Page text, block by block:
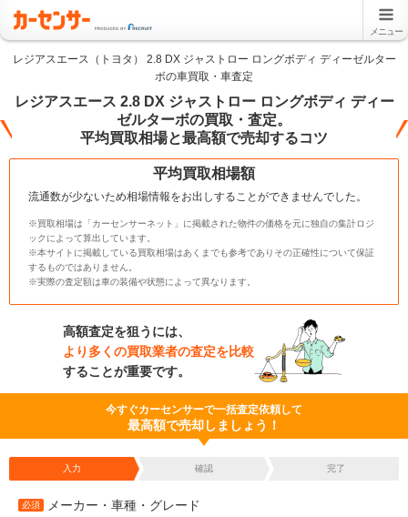
メニュー
レジアスエース（トヨタ） 2.8 DX ジャストロー ロングボディ ディーゼルター
ボの車買取・車査定
レジアスエース 2.8 DX ジャストロー ロングボディ ディー
ゼルターボの買取・査定。
平均買取相場と最高額で売却するコツ
平均買取相場額
流通数が少ないため相場情報をお出しすることができませんでした。
※買取相場は「カーセンサーネット」に掲載された物件の価格を元に独自の集計ロジ
ックによって算出しています。
※本サイトに掲載している買取相場はあくまでも参考でありその正確性について保証
するものではありません。
※実際の査定額は車の装備や状態によって異なります。
高額査定を狙うには、
より多くの買取業者の査定を比較
することが重要です。
今すぐカーセンサーで一括査定依頼して
最高額で売却しましょう！
入力 確認 完了
必須 メーカー・車種・グレード